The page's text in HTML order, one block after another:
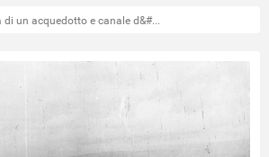
di un acquedotto e canale d&#...